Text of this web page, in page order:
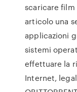
scaricare
articolo una
applicazioni
sistemi
effettuare la
Internet,